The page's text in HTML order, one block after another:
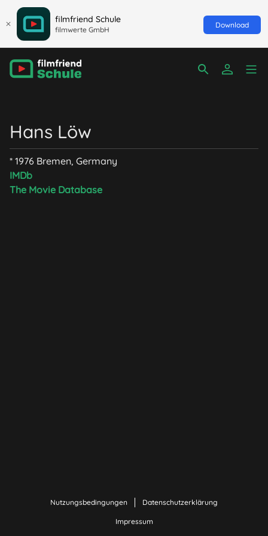
filmfriend Schule
filmwerte GmbH
Download
Hans Löw
* 1976 Bremen, Germany
IMDb
The Movie Database
Nutzungsbedingungen Datenschutzerklärung
Impressum